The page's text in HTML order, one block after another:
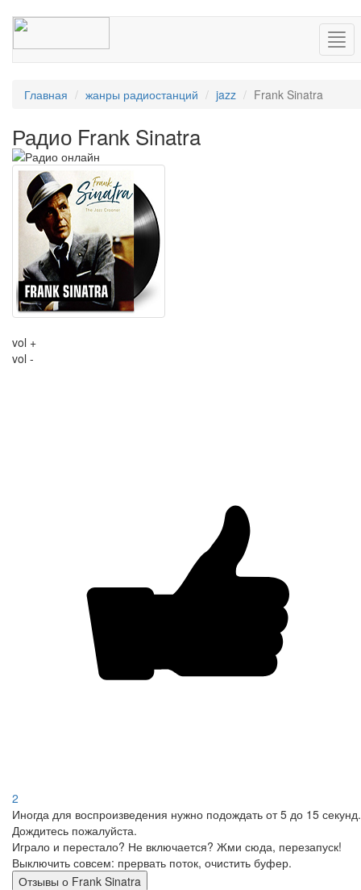
Главная жанры радиостанций jazz Frank Sinatra
Радио Frank Sinatra
vol +
vol -
2
Иногда для воспроизведения нужно подождать от 5 до 15 секунд.
Дождитесь пожалуйста.
Играло и перестало? Не включается? Жми сюда, перезапуск!
Выключить совсем: прервать поток, очистить буфер.
Отзывы о Frank Sinatra